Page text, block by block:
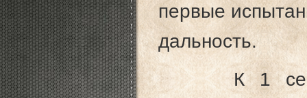
первые
дальность.
К 1